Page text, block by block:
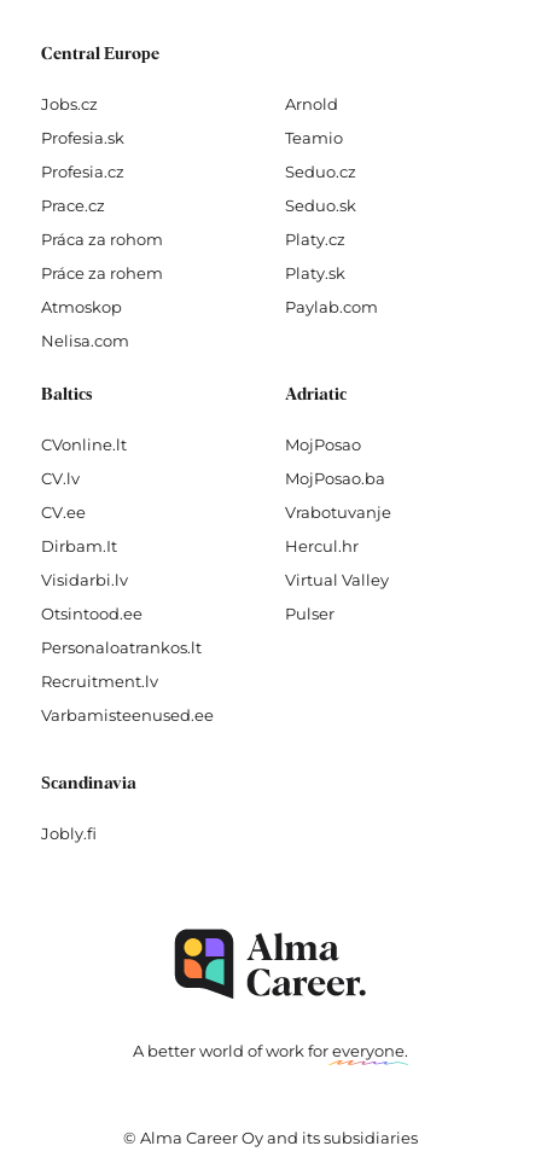
Central Europe
Jobs.cz
Profesia.sk
Profesia.cz
Prace.cz
Práca za rohom
Práce za rohem
Atmoskop
Nelisa.com
Arnold
Teamio
Seduo.cz
Seduo.sk
Platy.cz
Platy.sk
Paylab.com
Baltics
CVonline.lt
CV.lv
CV.ee
Dirbam.It
Visidarbi.lv
Otsintood.ee
Personaloatrankos.lt
Recruitment.lv
Varbamisteenused.ee
Adriatic
MojPosao
MojPosao.ba
Vrabotuvanje
Hercul.hr
Virtual Valley
Pulser
Scandinavia
Jobly.fi
A better world of work foreveryone.
© Alma Career Oy and its subsidiaries